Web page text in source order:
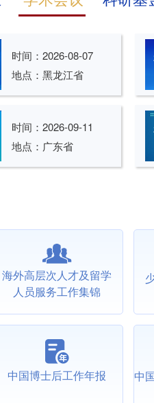
时间： 2026-08-07
地点：黑龙江省
时间： 2026-09-11
地点：广东省
海外高层次人才及留学
人员服务工作集锦
中国博士后工作年报 中